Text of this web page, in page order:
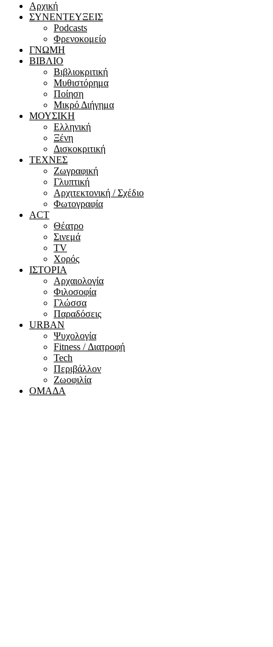
Αρχική
ΣΥΝΕΝΤΕΥΞΕΙΣ
Podcasts
Φρενοκομείο
ΓΝΩΜΗ
ΒΙΒΛΙΟ
Βιβλιοκριτική
Μυθιστόρημα
Ποίηση
Μικρό Διήγημα
ΜΟΥΣΙΚΗ
Ελληνική
Ξένη
Δισκοκριτική
ΤΕΧΝΕΣ
Ζωγραφική
Γλυπτική
Αρχιτεκτονική / Σχέδιο
Φωτογραφία
ACT
Θέατρο
Σινεμά
ΤV
Χορός
ΙΣΤΟΡΙΑ
Αρχαιολογία
Φιλοσοφία
Γλώσσα
Παραδόσεις
URBAN
Ψυχολογία
Fitness / Διατροφή
Tech
Περιβάλλον
Ζωοφιλία
ΟΜΑΔΑ